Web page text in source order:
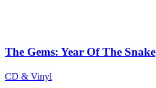
The Gems: Year Of The Snake
CD & Vinyl